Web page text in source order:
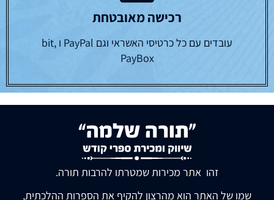
רכישה מאובטחת
עובדים עם כל כרטיסי האשראי וגם PayPal ו bit,
PayBox
זהו אתר מכירות שמטרתו להרבות תורה.
שמו של האתר הוא מהרצון להקיף את הספרות ההלכתית,